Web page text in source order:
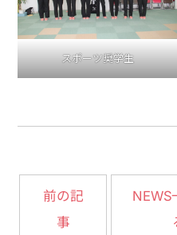
スポーツ奨学生
前の記
事
NEWS